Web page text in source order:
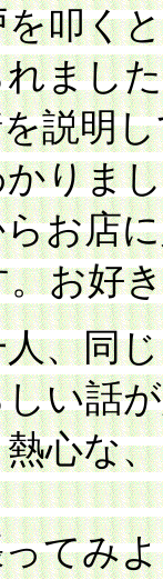
叩く
まし
説明
りま
お店
お好
、同じ
い話
心な
てみよ